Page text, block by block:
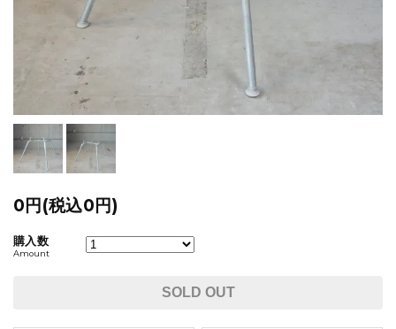
0円(税込0円)
購入数
Amount
SOLD OUT